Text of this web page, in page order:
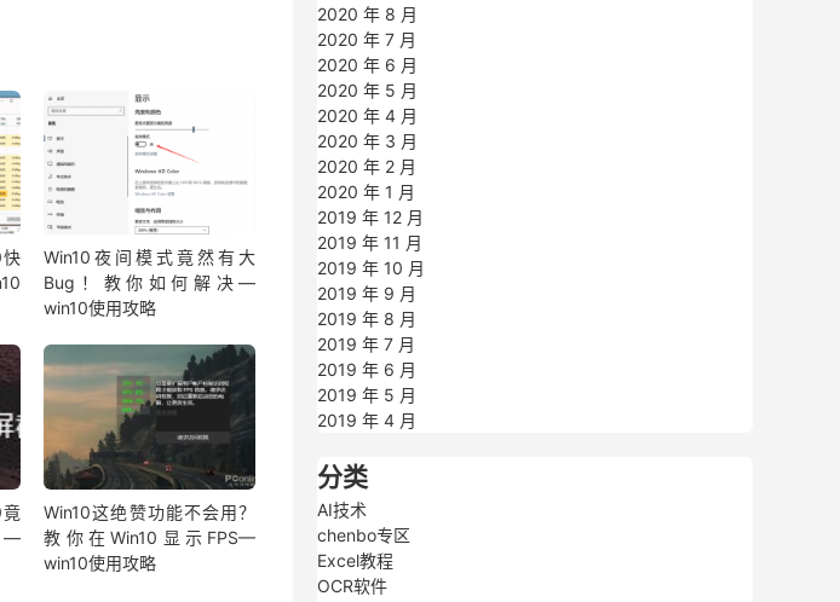
Win10夜间模式竟然有大
Bug！教你如何解决—
win10使用攻略
—
Win10这绝赞功能不会用？
教你在Win10显示FPS—
win10使用攻略
2020 年 8 月
2020 年 7 月
2020 年 6 月
2020 年 5 月
2020 年 4 月
2020 年 3 月
2020 年 2 月
2020 年 1 月
2019 年 12 月
2019 年 11 月
2019 年 10 月
2019 年 9 月
2019 年 8 月
2019 年 7 月
2019 年 6 月
2019 年 5 月
2019 年 4 月
分类
AI技术
chenbo专区
Excel教程
OCR软件